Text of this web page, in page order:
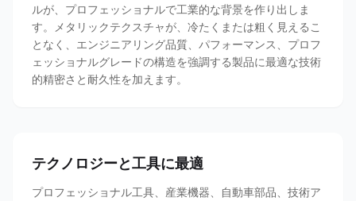
ルが、プロフェッショナルで工業的な背景を作り出しま
す。メタリックテクスチャが、冷たくまたは粗く見えるこ
となく、エンジニアリング品質、パフォーマンス、プロフ
ェッショナルグレードの構造を強調する製品に最適な技術
的精密さと耐久性を加えます。
テクノロジーと工具に最適
プロフェッショナル工具、産業機器、自動車部品、技術ア